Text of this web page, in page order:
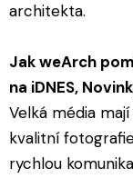
architekta.
Jak weArch
na iDNES,
Velká média
kvalitní
rychlou